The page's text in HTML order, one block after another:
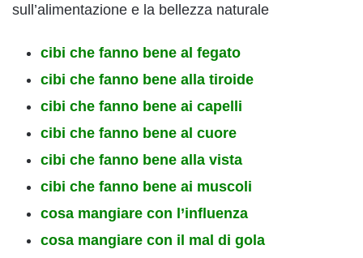
sull’alimentazione e la bellezza naturale
cibi che fanno bene al fegato
cibi che fanno bene alla tiroide
cibi che fanno bene ai capelli
cibi che fanno bene al cuore
cibi che fanno bene alla vista
cibi che fanno bene ai muscoli
cosa mangiare con l’influenza
cosa mangiare con il mal di gola